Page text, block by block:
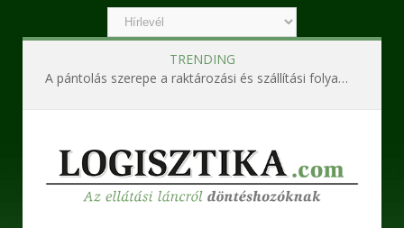
TRENDING
A pántolás szerepe a raktározási és szállítási folyamatokban